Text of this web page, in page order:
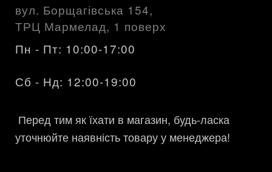
вул. Борщагівська 154,
ТРЦ Мармелад, 1 поверх
Пн - Пт: 10:00-17:00
Сб - Нд: 12:00-19:00
Перед тим як їхати в магазин, будь-ласка
уточнюйте наявність товару у менеджера!